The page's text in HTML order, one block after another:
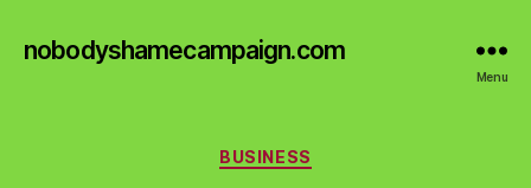
nobodyshamecampaign.com
Menu
Categories
BUSINESS